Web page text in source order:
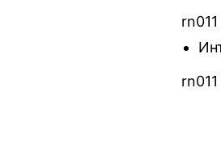
rn011
rn011